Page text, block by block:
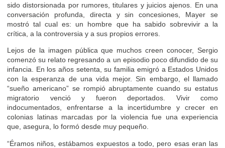
sido distorsionada por rumores, titulares y juicios ajenos. En una
conversación profunda, directa y sin concesiones, Mayer se
mostró tal cual es: un hombre que ha sabido sobrevivir a la
crítica, a la controversia y a sus propios errores.
Lejos de la imagen pública que muchos creen conocer, Sergio
comenzó su relato regresando a un episodio poco difundido de su
infancia. En los años setenta, su familia emigró a Estados Unidos
con la esperanza de una vida mejor. Sin embargo, el llamado
“sueño americano” se rompió abruptamente cuando su estatus
migratorio venció y fueron deportados. Vivir como
indocumentados, enfrentarse a la incertidumbre y crecer en
colonias latinas marcadas por la violencia fue una experiencia
que, asegura, lo formó desde muy pequeño.
“Éramos niños, estábamos expuestos a todo, pero esas eran las